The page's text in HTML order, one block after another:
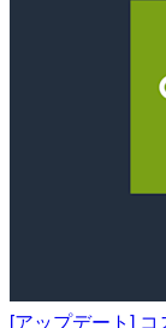
[アップデート]